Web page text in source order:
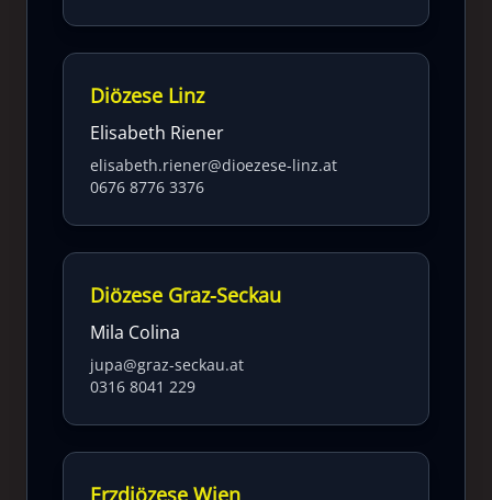
Diözese Linz
Elisabeth Riener
elisabeth.riener@dioezese-linz.at
0676 8776 3376
Diözese Graz-Seckau
Mila Colina
jupa@graz-seckau.at
0316 8041 229